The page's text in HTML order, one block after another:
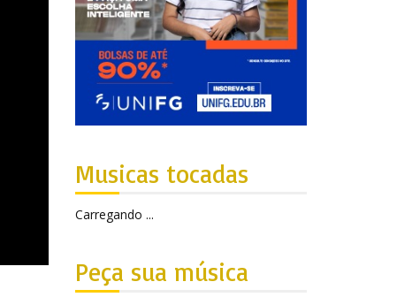
Musicas tocadas
Carregando ...
Peça sua música